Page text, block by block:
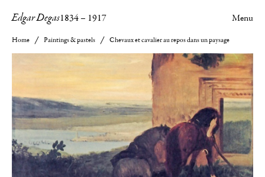
Edgar Degas1834– 1917 Menu
Home Paintings & pastels Chevaux et cavalier au repos dans un paysage